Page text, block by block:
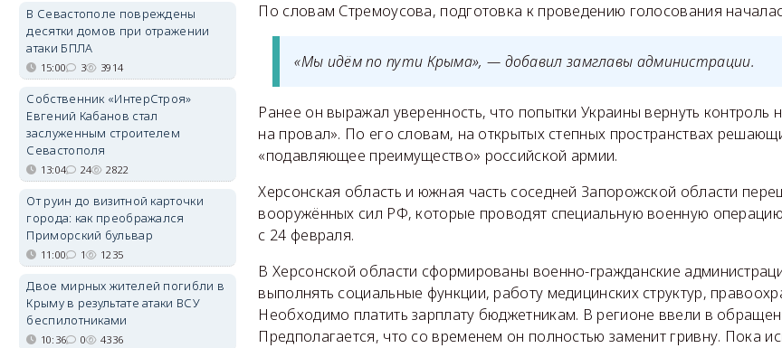
По словам Стремоусова, подготовка к проведению голосования
«Мы идём по пути Крыма», — добавил замглавы администрации.
Ранее он выражал уверенность, что попытки Украины вернуть контроль
на провал». По его словам, на открытых степных пространствах
«подавляющее преимущество» российской армии.
Херсонская область и южная часть соседней Запорожской области
вооружённых сил РФ, которые проводят специальную военную
с 24 февраля.
В Херсонской области сформированы военно-гражданские
выполнять социальные функции, работу медицинских структур,
Необходимо платить зарплату бюджетникам. В регионе ввели в
Предполагается, что со временем он полностью заменит гривну. Пока
В Севастополе повреждены
десятки домов при отражении
атаки БПЛА
15:00 3 3914
Собственник «ИнтерСтроя»
Евгений Кабанов стал
заслуженным строителем
Севастополя
13:04 24 2822
От руин до визитной карточки
города: как преображался
Приморский бульвар
11:00 1 1235
Двое мирных жителей погибли в
Крыму в результате атаки ВСУ
беспилотниками
10:36 0 4336